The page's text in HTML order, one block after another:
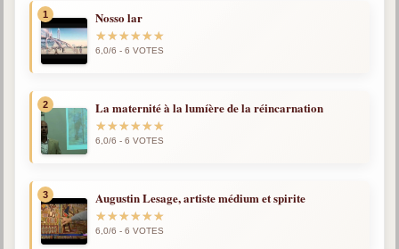
1 Nosso lar
6,0/6 - 6 VOTES
2 La maternité à la lumíère de la réincarnation
6,0/6 - 6 VOTES
3 Augustin Lesage, artiste médium et spirite
6,0/6 - 6 VOTES